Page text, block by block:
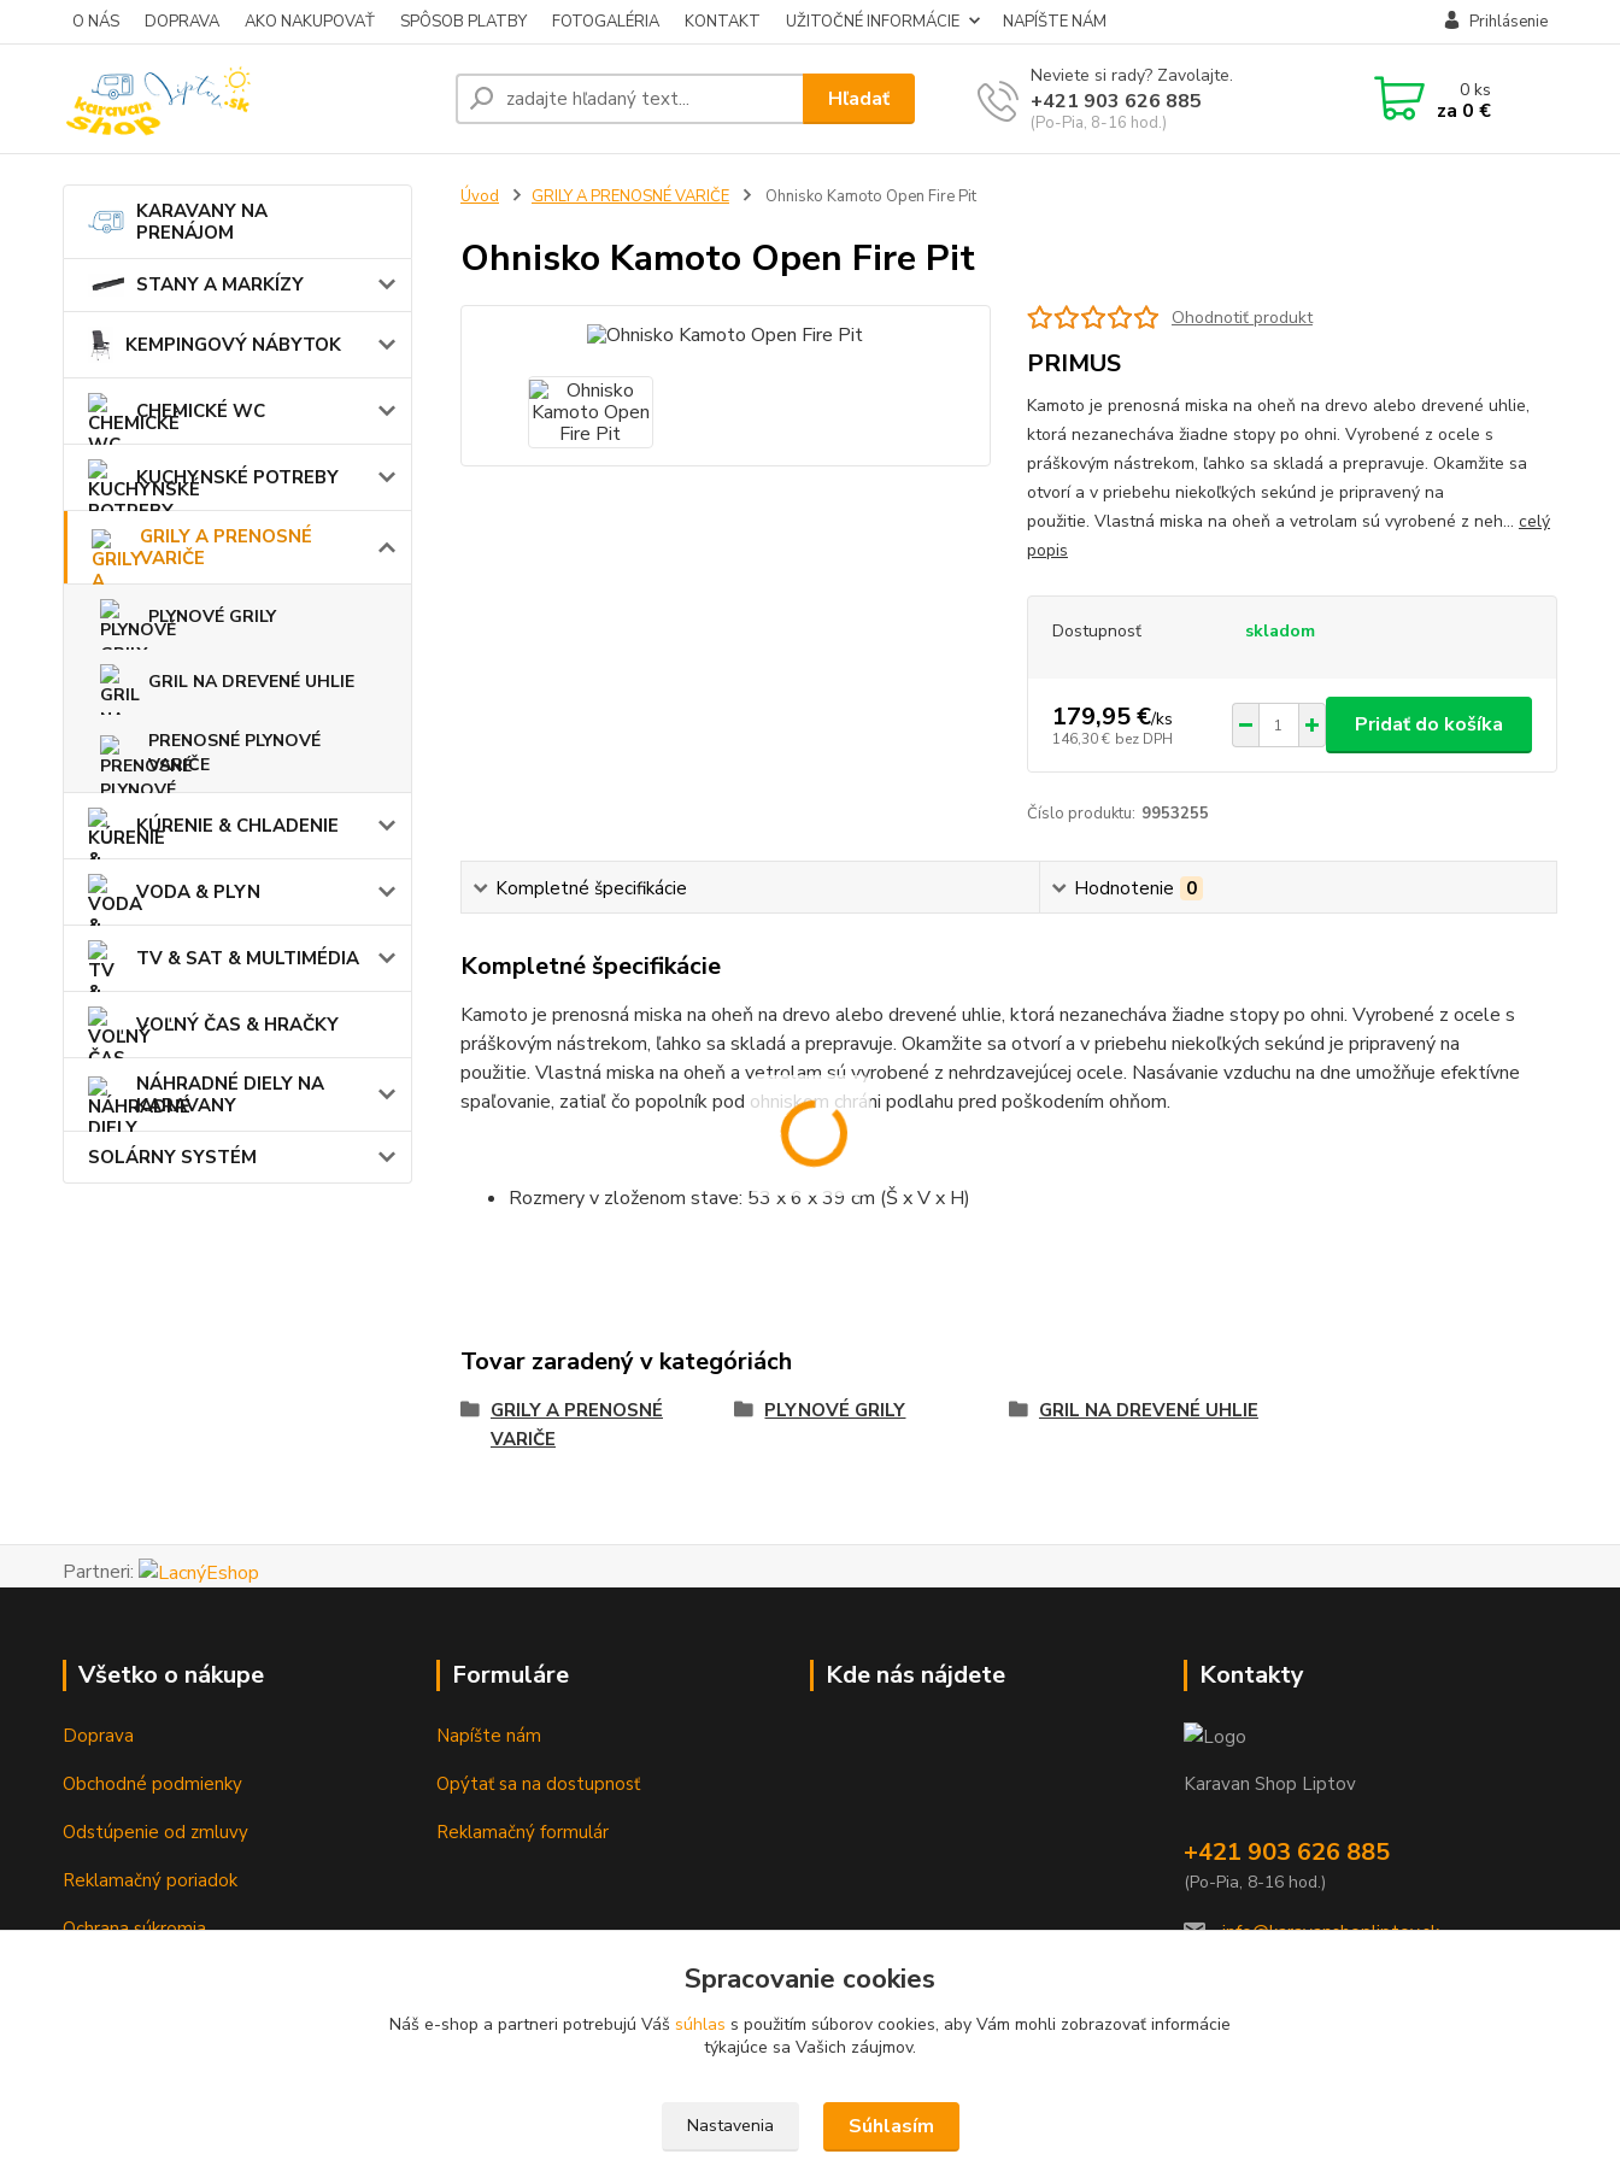
O NÁS DOPRAVA AKO NAKUPOVAŤ SPÔSOB PLATBY FOTOGALÉRIA KONTAKT UŽITOČNÉ INFORMÁCIE NAPÍŠTE NÁM Prihlásenie
Hľadať
Neviete si rady? Zavolajte.
+421 903 626 885
(Po-Pia, 8-16 hod.)
0ks
za 0 €
KARAVANY NA
PRENÁJOM
STANY A MARKÍZY
KEMPINGOVÝ NÁBYTOK
CHEMICKÉ WC
KUCHYNSKÉ POTREBY
GRILY A PRENOSNÉ
VARIČE
PLYNOVÉ GRILY
GRIL NA DREVENÉ UHLIE
PRENOSNÉ PLYNOVÉ
VARIČE
KÚRENIE & CHLADENIE
VODA & PLYN
TV & SAT & MULTIMÉDIA
VOĽNÝ ČAS & HRAČKY
NÁHRADNÉ DIELY NA
KARAVANY
SOLÁRNY SYSTÉM
Úvod GRILY A PRENOSNÉ VARIČE Ohnisko Kamoto Open Fire Pit
Ohnisko Kamoto Open Fire Pit
Ohodnotiť produkt
PRIMUS
Kamoto je prenosná miska na oheň na drevo alebo drevené uhlie,
ktorá nezanecháva žiadne stopy po ohni. Vyrobené z ocele s
práškovým nástrekom, ľahko sa skladá a prepravuje. Okamžite sa
otvorí a v priebehu niekoľkých sekúnd je pripravený na
použitie. Vlastná miska na oheň a vetrolam sú vyrobené z neh... celý
popis
Dostupnosť skladom
179,95 €/ks
146,30 € bez DPH
Pridať do košíka
Číslo produktu: 9953255
Kompletné špecifikácie Hodnotenie 0
Kompletné špecifikácie
Kamoto je prenosná miska na oheň na drevo alebo drevené uhlie, ktorá nezanecháva žiadne stopy po ohni. Vyrobené z ocele s
práškovým nástrekom, ľahko sa skladá a prepravuje. Okamžite sa otvorí a v priebehu niekoľkých sekúnd je pripravený na
použitie. Vlastná miska na oheň a vetrolam sú vyrobené z nehrdzavejúcej ocele. Nasávanie vzduchu na dne umožňuje efektívne
spaľovanie, zatiaľ čo popolník pod ohniskom chráni podlahu pred poškodením ohňom.
Rozmery v zloženom stave: 53 x 6 x 39 cm (Š x V x H)
Tovar zaradený v kategóriách
GRILY A PRENOSNÉ
VARIČE
PLYNOVÉ GRILY GRIL NA DREVENÉ UHLIE
Partneri:
Všetko o nákupe
Doprava
Obchodné podmienky
Odstúpenie od zmluvy
Reklamačný poriadok
Ochrana súkromia
Formuláre
Napíšte nám
Opýtať sa na dostupnosť
Reklamačný formulár
Kde nás nájdete Kontakty
Karavan Shop Liptov
+421 903 626 885
(Po-Pia, 8-16 hod.)
info@karavanshopliptov.sk
Spracovanie cookies
Náš e-shop a partneri potrebujú Váš súhlas s použitím súborov cookies, aby Vám mohli zobrazovať informácie
týkajúce sa Vašich záujmov.
Nastavenia Súhlasím